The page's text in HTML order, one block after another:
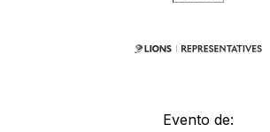
Evento de: